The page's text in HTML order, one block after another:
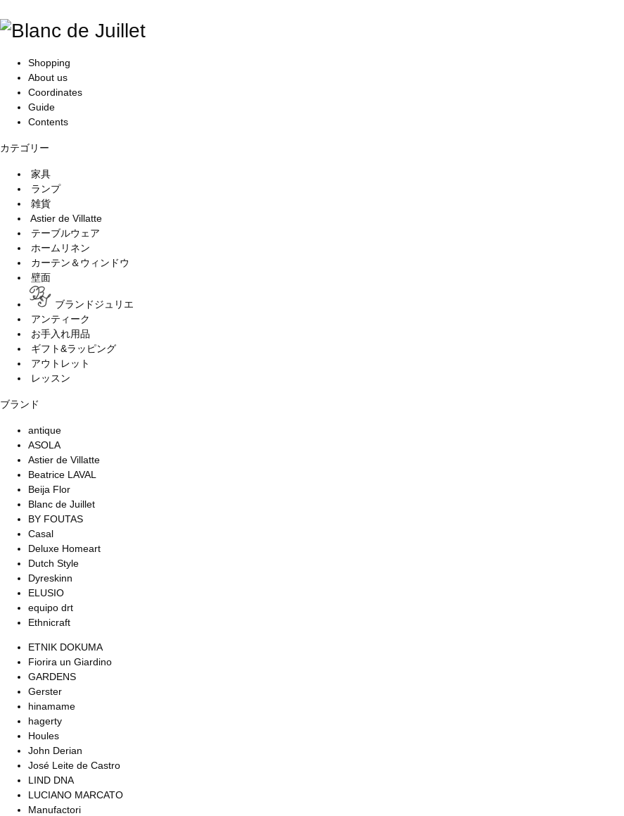
Shopping
About us
Coordinates
Guide
Contents
カテゴリー
家具
ランプ
雑貨
Astier de Villatte
テーブルウェア
ホームリネン
カーテン＆ウィンドウ
壁面
ブランドジュリエ
アンティーク
お手入れ用品
ギフト&ラッピング
アウトレット
レッスン
ブランド
antique
ASOLA
Astier de Villatte
Beatrice LAVAL
Beija Flor
Blanc de Juillet
BY FOUTAS
Casal
Deluxe Homeart
Dutch Style
Dyreskinn
ELUSIO
equipo drt
Ethnicraft
ETNIK DOKUMA
Fiorira un Giardino
GARDENS
Gerster
hinamame
hagerty
Houles
John Derian
José Leite de Castro
LIND DNA
LUCIANO MARCATO
Manufactori